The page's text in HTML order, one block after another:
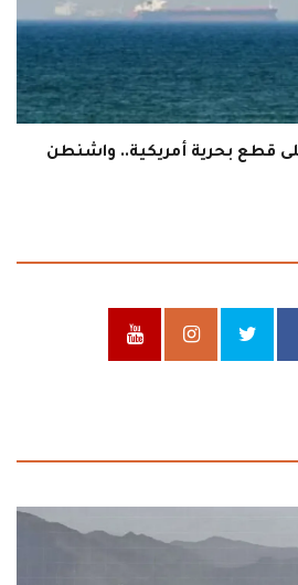
على قطع بحرية أمريكية.. واشنطن